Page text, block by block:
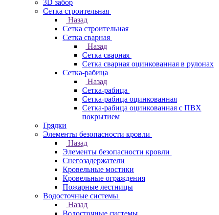
3D забор
Сетка строительная
Назад
Сетка строительная
Сетка сварная
Назад
Сетка сварная
Сетка сварная оцинкованная в рулонах
Сетка-рабица
Назад
Сетка-рабица
Сетка-рабица оцинкованная
Сетка-рабица оцинкованная с ПВХ
покрытием
Грядки
Элементы безопасности кровли
Назад
Элементы безопасности кровли
Снегозадержатели
Кровельные мостики
Кровельные ограждения
Пожарные лестницы
Водосточные системы
Назад
Водосточные системы